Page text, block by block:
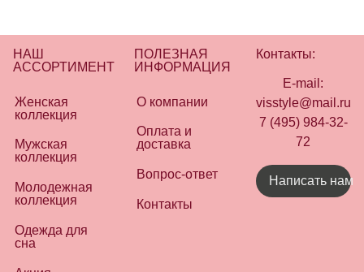
НАШ
АССОРТИМЕНТ
Женская
коллекция
Мужская
коллекция
Молодежная
коллекция
Одежда для
сна
ПОЛЕЗНАЯ
ИНФОРМАЦИЯ
О компании
Оплата и
доставка
Вопрос-ответ
Контакты
Контакты:
E-mail:
visstyle@mail.ru
7 (495) 984-32-
72
Написать нам